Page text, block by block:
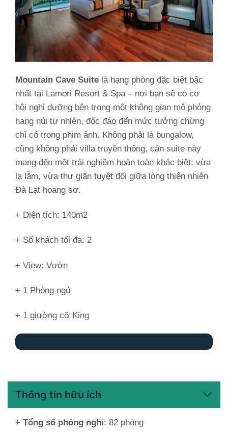
Mountain Cave Suite là hạng phòng đặc biệt bậc
nhất tại Lamori Resort & Spa – nơi bạn sẽ có cơ
hội nghỉ dưỡng bên trong một không gian mô phỏng
hang núi tự nhiên, độc đáo đến mức tưởng chừng
chỉ có trong phim ảnh. Không phải là bungalow,
cũng không phải villa truyền thống, căn suite này
mang đến một trải nghiệm hoàn toàn khác biệt: vừa
lạ lẫm, vừa thư giãn tuyệt đối giữa lòng thiên nhiên
Đà Lạt hoang sơ.
+ Diện tích: 140m2
+ Số khách tối đa: 2
+ View: Vườn
+ 1 Phòng ngủ
+ 1 giường cỡ King
Thông tin hữu ích
+ Tổng số phòng nghỉ: 82 phòng